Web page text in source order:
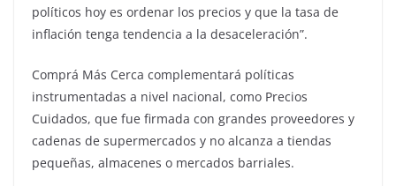
políticos hoy es ordenar los precios y que la tasa de
inflación tenga tendencia a la desaceleración”.
Comprá Más Cerca complementará políticas
instrumentadas a nivel nacional, como Precios
Cuidados, que fue firmada con grandes proveedores y
cadenas de supermercados y no alcanza a tiendas
pequeñas, almacenes o mercados barriales.